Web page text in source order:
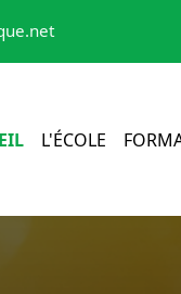
L'ÉCOLE